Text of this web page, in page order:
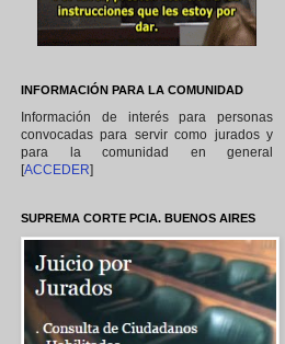
INFORMACIÓN PARA LA COMUNIDAD
Información de interés para personas
convocadas para servir como jurados y
para la comunidad en general
[ACCEDER]
SUPREMA CORTE PCIA. BUENOS AIRES